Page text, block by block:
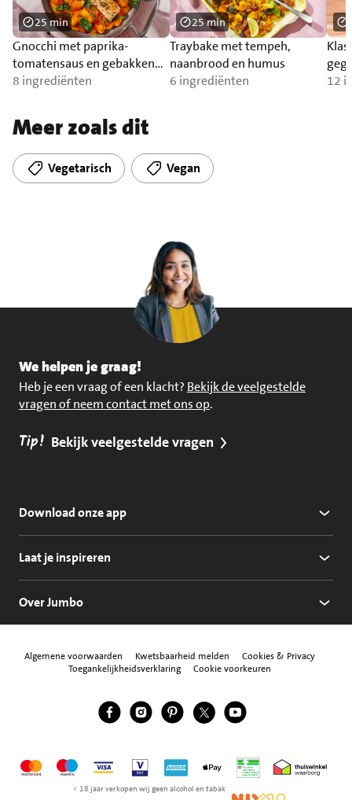
Gnocchi met paprika-
tomatensaus en gebakken
zalm
8 ingrediënten
25 min
Traybake met tempeh,
naanbrood en humus
6 ingrediënten
25 min
12
Meer zoals dit
Vegetarisch Vegan
We helpen je graag!
Heb je een vraag of een klacht? Bekijk de veelgestelde
vragen of neem contact met ons op.
Tip! Bekijk veelgestelde vragen
Download onze app
Laat je inspireren
Over Jumbo
Algemene voorwaarden Kwetsbaarheid melden
Cookies & Privacy
Toegankelijkheidsverklaring
Cookie voorkeuren
Volg ons
Jumbo Facebook
Jumbo Instagram
Jumbo Pinterest
Jumbo Twitter
Jumbo YouTube
MastercardMaestroVisa Vpay American Express
Apple Pay Thuiswinkel
< 18 jaar verkopen wij geen alcohol en tabak NIX18